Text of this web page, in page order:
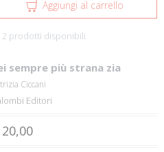
Aggiungi al carrello
2 prodotti disponibili
sempre più strana zia
Ciccani
Editori